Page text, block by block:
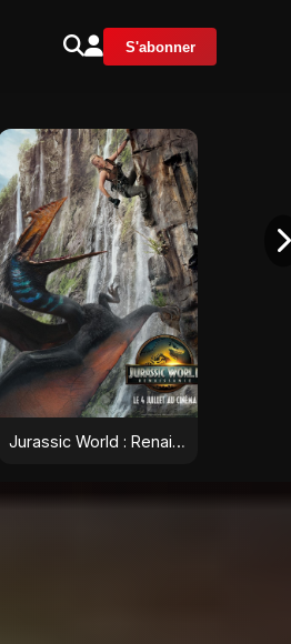
S'abonner
Jurassic World : Renaissance